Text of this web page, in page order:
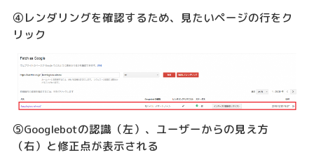
④レンダリングを確認するため、見たいページの行をク
リック
⑤Googlebotの認識（左）、ユーザーからの見え方
（右）と修正点が表示される